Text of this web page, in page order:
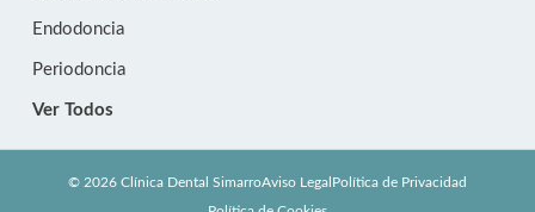
Endodoncia
Periodoncia
Ver Todos
© 2026 Clínica Dental SimarroAviso Legal Política de Privacidad